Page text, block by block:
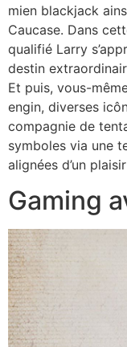
mien blackjack
Caucase. Dans
qualifié Larry
destin
Et puis, vous-
engin, diverses
compagnie de
symboles via une
alignées d’un
Gaming